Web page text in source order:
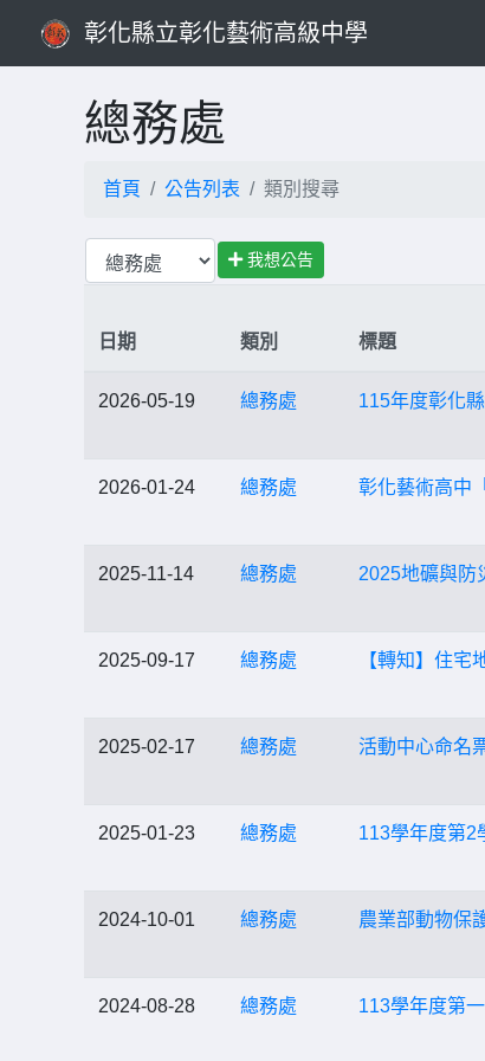
彰化縣立彰化藝術高級中學
總務處
首頁 公告列表 類別搜尋
我想公告
日期 類別 標題
2026-05-19 總務處 115年度彰化
2026-01-24 總務處 彰化藝術高中
2025-11-14 總務處 2025地礦與
2025-09-17 總務處 【轉知】住宅
2025-02-17 總務處 活動中心命名
2025-01-23 總務處 113學年度第2
2024-10-01 總務處 農業部動物保
2024-08-28 總務處 113學年度第